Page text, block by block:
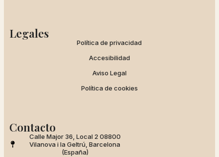
Legales
Política de privacidad
Accesibilidad
Aviso Legal
Política de cookies
Contacto
Calle Major 36, Local 2 08800
Vilanova i la Geltrú, Barcelona
(España)